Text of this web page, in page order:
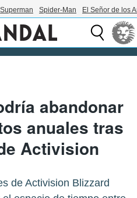
Superman Spider-Man El Señor de los
abandonar
anuales tras
Activision
de Activision Blizzard